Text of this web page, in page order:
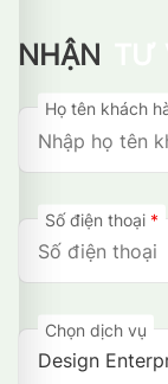
NHẬN
Họ tên khách
Số điện thoại *
Chọn dịch vụ